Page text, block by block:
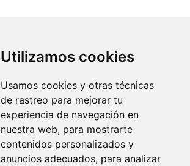
Utilizamos cookies
Usamos cookies y otras técnicas
de rastreo para mejorar tu
experiencia de navegación en
nuestra web, para mostrarte
contenidos personalizados y
anuncios adecuados, para analizar